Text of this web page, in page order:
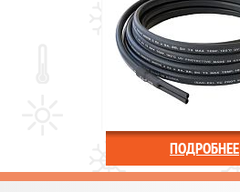
ПОДРОБНЕЕ